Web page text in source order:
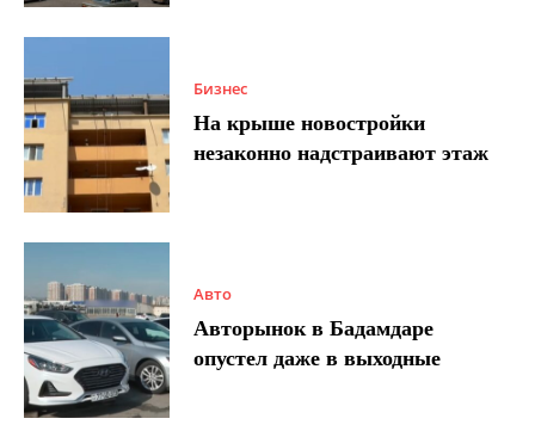
Бизнес
На крыше новостройки
незаконно надстраивают этаж
Авто
Авторынок в Бадамдаре
опустел даже в выходные